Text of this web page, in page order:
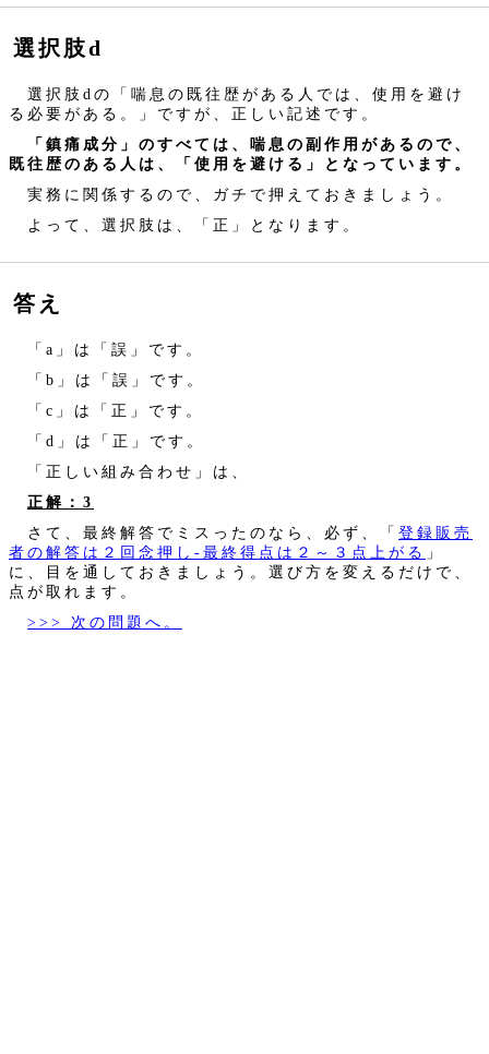
選択肢d
選択肢dの「喘息の既往歴がある人では、使用を避け
る必要がある。」ですが、正しい記述です。
「鎮痛成分」のすべては、喘息の副作用があるので、
既往歴のある人は、「使用を避ける」となっています。
実務に関係するので、ガチで押えておきましょう。
よって、選択肢は、「正」となります。
答え
「a」は「誤」です。
「b」は「誤」です。
「c」は「正」です。
「d」は「正」です。
「正しい組み合わせ」は、
正解：3
さて、最終解答でミスったのなら、必ず、「 登録販売
者の解答は２回念押し‐最終得点は２～３点上がる 」
に、目を通しておきましょう。選び方を変えるだけで、
点が取れます。
>>> 次の問題へ。